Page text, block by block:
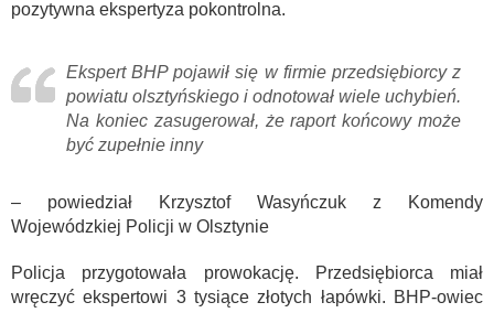
pozytywna ekspertyza pokontrolna.
Ekspert BHP pojawił się w firmie przedsiębiorcy z
powiatu olsztyńskiego i odnotował wiele uchybień.
Na koniec zasugerował, że raport końcowy może
być zupełnie inny
– powiedział Krzysztof Wasyńczuk z Komendy
Wojewódzkiej Policji w Olsztynie
Policja przygotowała prowokację. Przedsiębiorca miał
wręczyć ekspertowi 3 tysiące złotych łapówki. BHP-owiec